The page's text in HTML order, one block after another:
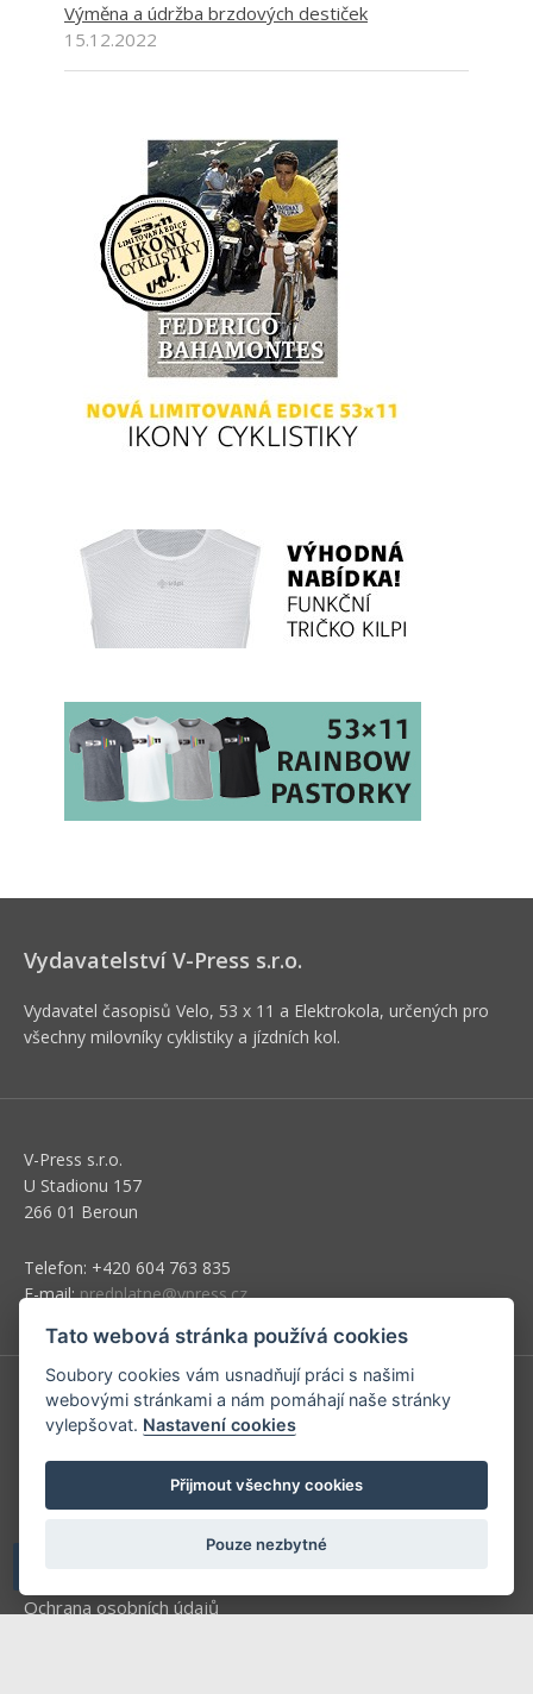
Výměna a údržba brzdových destiček
15.12.2022
Vydavatelství V-Press s.r.o.
Vydavatel časopisů Velo, 53 x 11 a Elektrokola, určených pro
všechny milovníky cyklistiky a jízdních kol.
V-Press s.r.o.
U Stadionu 157
266 01 Beroun
Telefon: +420 604 763 835
E-mail:predplatne@vpress.cz
Redakce
Předplatné
Inzerce v časopise
Ochrana osobních údajů
Tato webová stránka používá cookies
Soubory cookies vám usnadňují práci s našimi
webovými stránkami a nám pomáhají naše stránky
vylepšovat. Nastavení cookies
Přijmout všechny cookies
Pouze nezbytné